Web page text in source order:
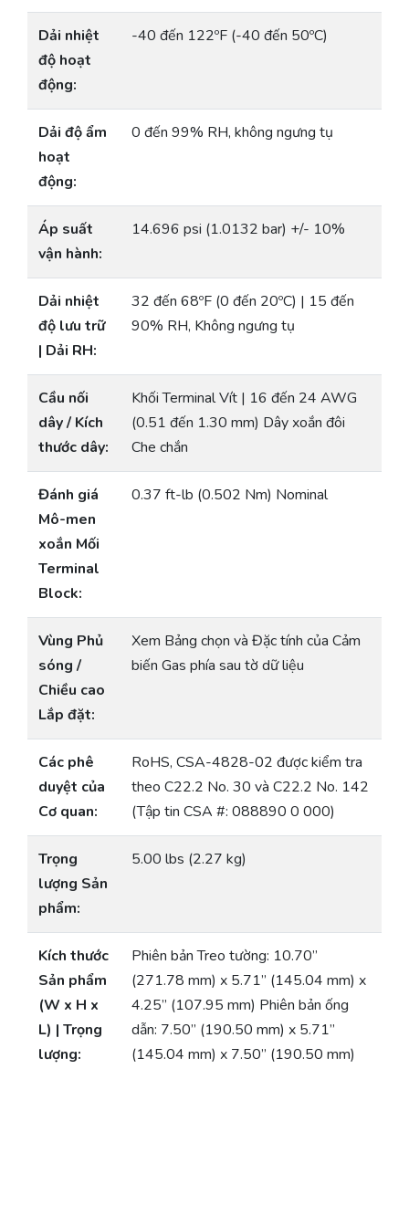
Dải nhiệt
độ hoạt
động:
-40 đến 122ºF (-40 đến 50ºC)
Dải độ ẩm
hoạt
động:
0 đến 99% RH, không ngưng tụ
Áp suất
vận hành:
14.696 psi (1.0132 bar) +/- 10%
Dải nhiệt
độ lưu trữ
| Dải RH:
32 đến 68ºF (0 đến 20ºC) | 15 đến
90% RH, Không ngưng tụ
Cầu nối
dây / Kích
thước dây:
Khối Terminal Vít | 16 đến 24 AWG
(0.51 đến 1.30 mm) Dây xoắn đôi
Che chắn
Đánh giá
Mô-men
xoắn Mối
Terminal
Block:
0.37 ft-lb (0.502 Nm) Nominal
Vùng Phủ
sóng /
Chiều cao
Lắp đặt:
Xem Bảng chọn và Đặc tính của Cảm
biến Gas phía sau tờ dữ liệu
Các phê
duyệt của
Cơ quan:
RoHS, CSA-4828-02 được kiểm tra
theo C22.2 No. 30 và C22.2 No. 142
(Tập tin CSA #: 088890 0 000)
Trọng
lượng Sản
phẩm:
5.00 lbs (2.27 kg)
Kích thước
Sản phẩm
(W x H x
L) | Trọng
lượng:
Phiên bản Treo tường: 10.70”
(271.78 mm) x 5.71” (145.04 mm) x
4.25” (107.95 mm) Phiên bản ống
dẫn: 7.50” (190.50 mm) x 5.71”
(145.04 mm) x 7.50” (190.50 mm)